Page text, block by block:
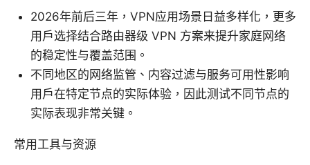
2026年前后三年，VPN应用场景日益多样化，更多
用户选择结合路由器级 VPN 方案来提升家庭网络
的稳定性与覆盖范围。
不同地区的网络监管、内容过滤与服务可用性影响
用户在特定节点的实际体验，因此测试不同节点的
实际表现非常关键。
常用工具与资源